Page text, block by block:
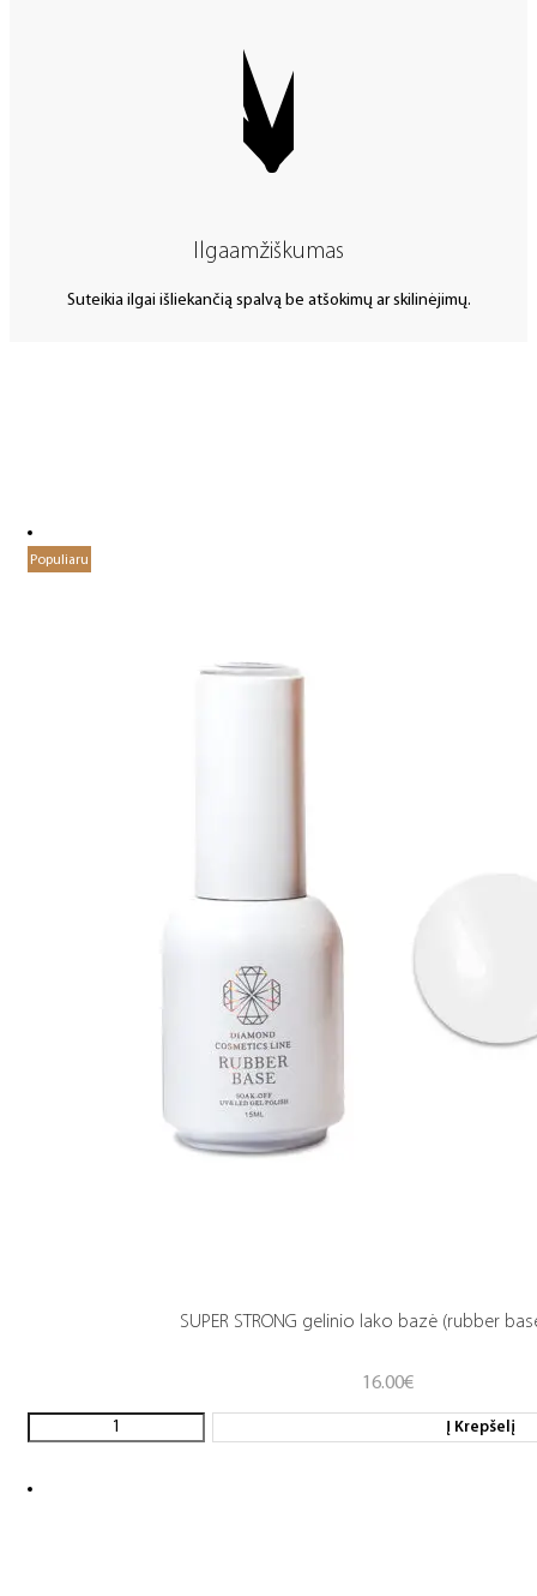
Ilgaamžiškumas
Suteikia ilgai išliekančią spalvą be atšokimų ar skilinėjimų.
Populiaru
SUPER STRONG gelinio lako bazė (rubber
16.00€
Į Krepšelį